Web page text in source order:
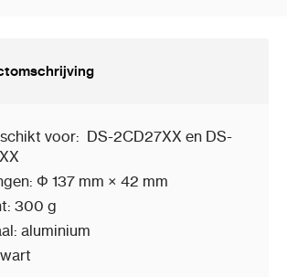
voor: DS-2CD27XX en DS-
Φ 137 mm × 42 mm
300 g
aluminium